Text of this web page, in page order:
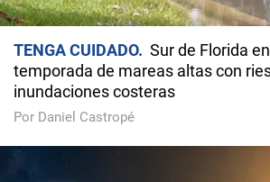
TENGA CUIDADO
Sur de Florida
temporada de mareas altas con
inundaciones costeras
Por Daniel Castropé